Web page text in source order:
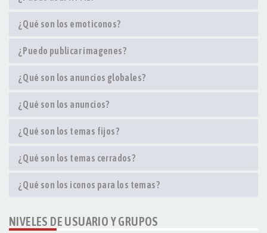
¿Qué son los emoticonos?
¿Puedo publicar imagenes?
¿Qué son los anuncios globales?
¿Qué son los anuncios?
¿Qué son los temas fijos?
¿Qué son los temas cerrados?
¿Qué son los iconos para los temas?
NIVELES DE USUARIO Y GRUPOS